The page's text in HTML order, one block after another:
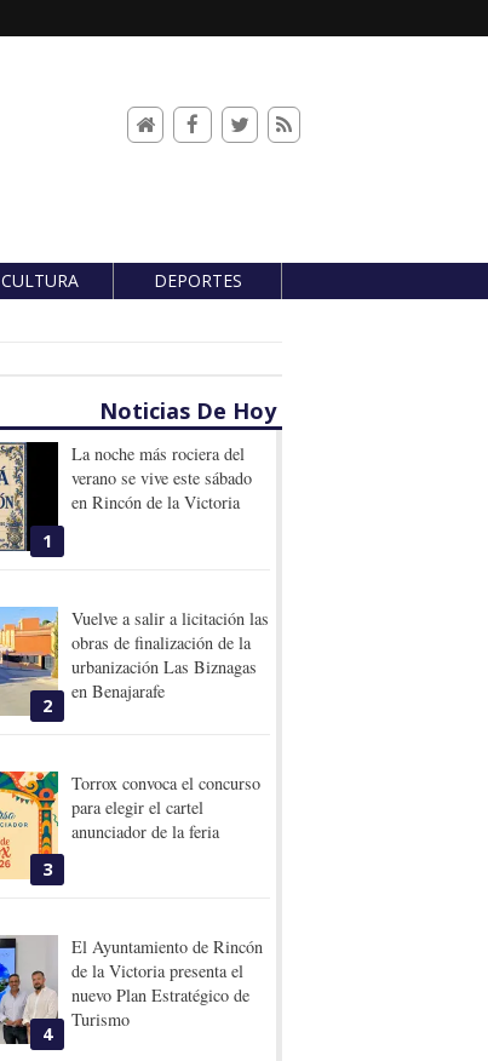
CULTURA DEPORTES
Noticias De Hoy
1
La noche más rociera del
verano se vive este sábado
en Rincón de la Victoria
2
Vuelve a salir a licitación las
obras de finalización de la
urbanización Las Biznagas
en Benajarafe
3
Torrox convoca el concurso
para elegir el cartel
anunciador de la feria
4
El Ayuntamiento de Rincón
de la Victoria presenta el
nuevo Plan Estratégico de
Turismo